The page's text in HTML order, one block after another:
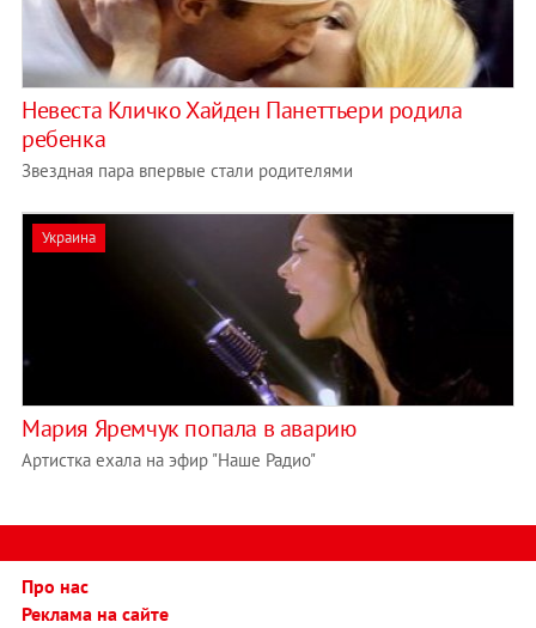
Невеста Кличко Хайден Панеттьери родила
ребенка
Звездная пара впервые стали родителями
Украина
Мария Яремчук попала в аварию
Артистка ехала на эфир "Наше Радио"
Про нас
Реклама на сайте